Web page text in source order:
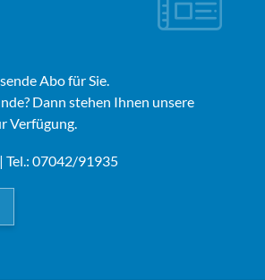
Abo für Sie.
Dann stehen Ihnen unsere
Verfügung.
| Tel.: 07042/91935